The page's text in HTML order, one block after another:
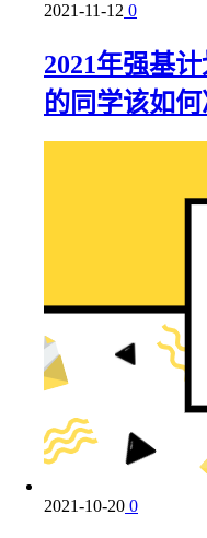
2021-11-12 0
2021年强基
的同学该如何
2021-10-20 0